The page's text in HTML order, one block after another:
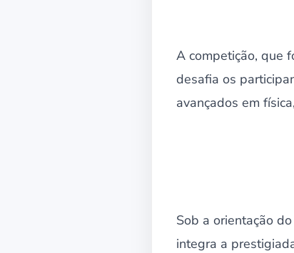
A competição, que
desafia os
avançados em
Sob a orientação
integra a